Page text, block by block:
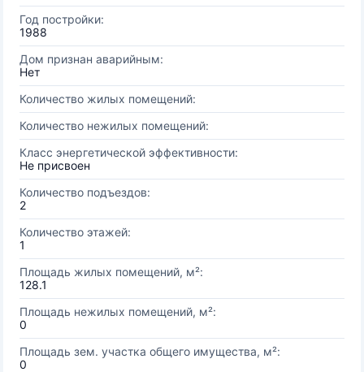
Год постройки:
1988
Дом признан аварийным:
Нет
Количество жилых помещений:
Количество нежилых помещений:
Класс энергетической эффективности:
Не присвоен
Количество подъездов:
2
Количество этажей:
1
Площадь жилых помещений, м²:
128.1
Площадь нежилых помещений, м²:
0
Площадь зем. участка общего имущества, м²:
0